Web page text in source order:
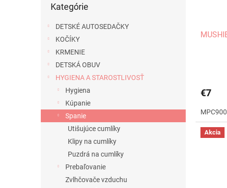
kategórie
Kategórie
DETSKÉ AUTOSEDAČKY
KOČÍKY
KRMENIE
DETSKÁ OBUV
HYGIENA A STAROSTLIVOSŤ
Hygiena
Kúpanie
Spanie
Utišujúce cumlíky
Klipy na cumlíky
Puzdrá na cumlíky
Prebaľovanie
Zvlhčovače vzduchu
€7
Akcia